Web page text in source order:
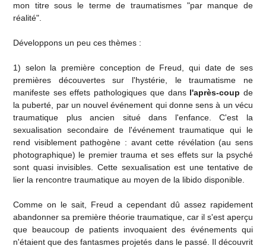
mon titre sous le terme de traumatismes "par manque de
réalité".
Développons un peu ces thèmes :
1) selon la première conception de Freud, qui date de ses
premières découvertes sur l'hystérie, le traumatisme ne
manifeste ses effets pathologiques que dans l'après-coup de
la puberté, par un nouvel événement qui donne sens à un vécu
traumatique plus ancien situé dans l'enfance. C'est la
sexualisation secondaire de l'événement traumatique qui le
rend visiblement pathogène : avant cette révélation (au sens
photographique) le premier trauma et ses effets sur la psyché
sont quasi invisibles. Cette sexualisation est une tentative de
lier la rencontre traumatique au moyen de la libido disponible.
Comme on le sait, Freud a cependant dû assez rapidement
abandonner sa première théorie traumatique, car il s'est aperçu
que beaucoup de patients invoquaient des événements qui
n'étaient que des fantasmes projetés dans le passé. Il découvrit